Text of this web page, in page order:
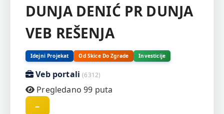
DUNJA DENIĆ PR DUNJA
VEB REŠENJA
Idejni Projekat Od Skice Do Zgrade Investicije
Veb portali(6312)
Pregledano 99 puta
–